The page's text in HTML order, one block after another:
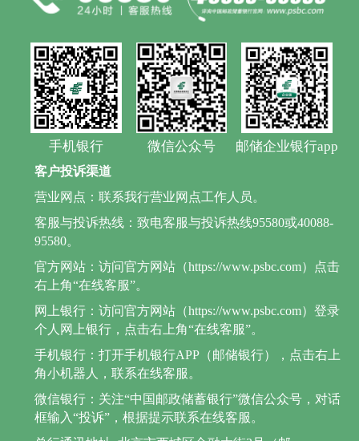
手机银行 微信公众号 邮储企业银行app
客户投诉渠道
营业网点：联系我行营业网点工作人员。
客服与投诉热线：致电客服与投诉热线95580或40088-
95580。
官方网站：访问官方网站（https://www.psbc.com）点击
右上角“在线客服”。
网上银行：访问官方网站（https://www.psbc.com）登录
个人网上银行，点击右上角“在线客服”。
手机银行：打开手机银行APP（邮储银行），点击右上
角小机器人，联系在线客服。
微信银行：关注“中国邮政储蓄银行”微信公众号，对话
框输入“投诉”，根据提示联系在线客服。